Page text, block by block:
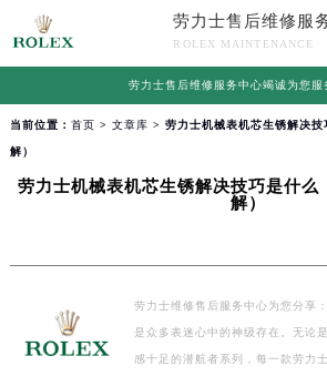
劳力士售后维修服
ROLEX MAINTENANCE
劳力士售后维修服务中心竭诚为您服
当前位置： 首页 > 文章库 > 劳力士机械表机芯生锈解决
解）
劳力士机械表机芯生锈解决技巧是什么
解）
劳力士维修售后服务中心为您分享
是众多表迷心中的神级存在。无论
感十足的潜航者系列，每一款劳力